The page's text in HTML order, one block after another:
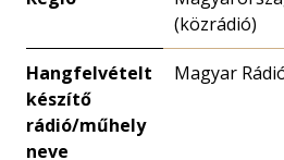
(közrádió)
Hangfelvételt
készítő
rádió/műhely
neve
Magyar